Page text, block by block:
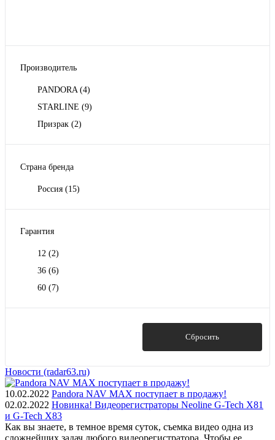
Производитель
PANDORA (4)
STARLINE (9)
Призрак (2)
Страна бренда
Россия (15)
Гарантия
12 (2)
36 (6)
60 (7)
Сбросить
Новости (radar63.ru)
10.02.2022 Pandora NAV MAX поступает в продажу!
02.02.2022 Новинка! Видеорегистраторы Neoline G-Tech X81
и G-Tech X83
Как вы знаете, в темное время суток, съемка видео одна из
сложнейших задач любого видеорегистратора. Чтобы ее